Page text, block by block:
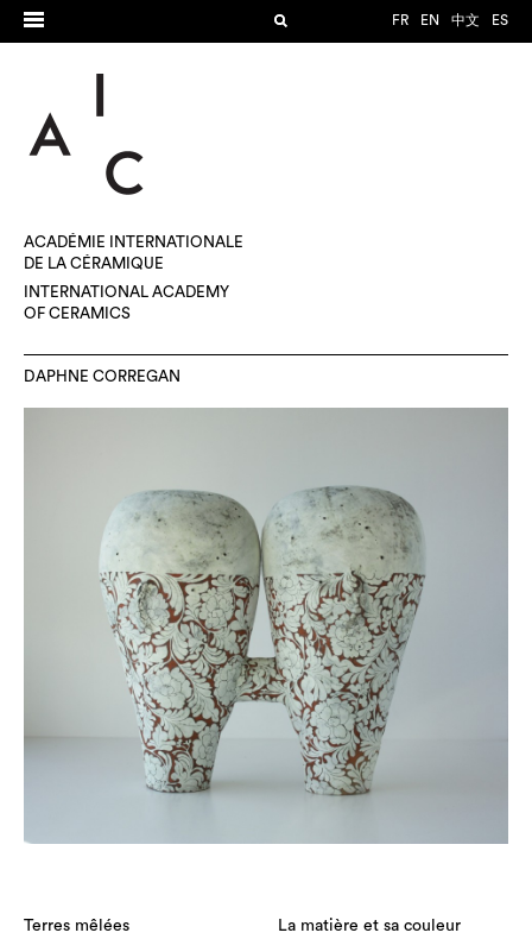
FR EN 中文 ES
ACADÉMIE INTERNATIONALE
DE LA CÉRAMIQUE
INTERNATIONAL ACADEMY
OF CERAMICS
DAPHNE CORREGAN
Terres mêlées
La matière et sa couleur